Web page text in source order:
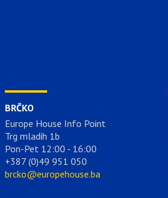
BRČKO
Europe House Info Point
Trg mladih 1b
Pon-Pet 12:00 - 16:00
+387 (0)49 951 050
brcko@europehouse.ba